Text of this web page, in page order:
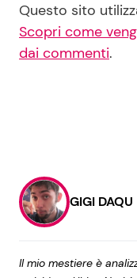
Questo sito
Scopri come
dai commenti.
GIGI DAQU
Il mio mestiere è